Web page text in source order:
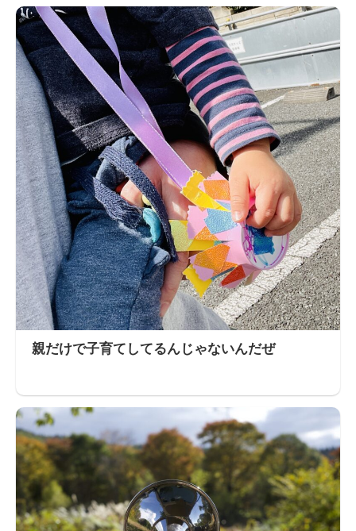
親だけで子育てしてるんじゃないんだぜ